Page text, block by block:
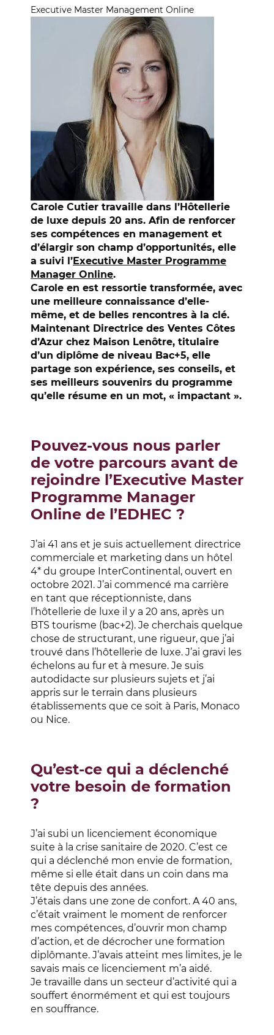
Executive Master Management Online
Carole Cutier travaille dans l’Hôtellerie
de luxe depuis 20 ans. Afin de renforcer
ses compétences en management et
d’élargir son champ d’opportunités, elle
a suivi l’Executive Master Programme
Manager Online.
Carole en est ressortie transformée, avec
une meilleure connaissance d’elle-
même, et de belles rencontres à la clé.
Maintenant Directrice des Ventes Côtes
d’Azur chez Maison Lenôtre, titulaire
d’un diplôme de niveau Bac+5, elle
partage son expérience, ses conseils, et
ses meilleurs souvenirs du programme
qu’elle résume en un mot, « impactant ».
Pouvez-vous nous parler
de votre parcours avant de
rejoindre l’Executive Master
Programme Manager
Online de l’EDHEC ?
J’ai 41 ans et je suis actuellement directrice
commerciale et marketing dans un hôtel
4* du groupe InterContinental, ouvert en
octobre 2021. J’ai commencé ma carrière
en tant que réceptionniste, dans
l’hôtellerie de luxe il y a 20 ans, après un
BTS tourisme (bac+2). Je cherchais quelque
chose de structurant, une rigueur, que j’ai
trouvé dans l’hôtellerie de luxe. J’ai gravi les
échelons au fur et à mesure. Je suis
autodidacte sur plusieurs sujets et j’ai
appris sur le terrain dans plusieurs
établissements que ce soit à Paris, Monaco
ou Nice.
Qu’est-ce qui a déclenché
votre besoin de formation
?
J’ai subi un licenciement économique
suite à la crise sanitaire de 2020. C’est ce
qui a déclenché mon envie de formation,
même si elle était dans un coin dans ma
tête depuis des années.
J’étais dans une zone de confort. A 40 ans,
c’était vraiment le moment de renforcer
mes compétences, d’ouvrir mon champ
d’action, et de décrocher une formation
diplômante. J’avais atteint mes limites, je le
savais mais ce licenciement m’a aidé.
Je travaille dans un secteur d’activité qui a
souffert énormément et qui est toujours
en souffrance.